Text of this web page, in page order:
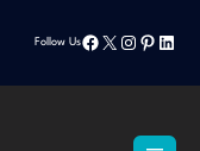
Follow UsFacebook
X Instagram